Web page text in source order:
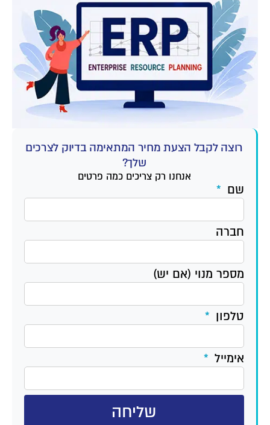
רוצה לקבל הצעת מחיר המתאימה בדיוק לצרכים
שלך?
אנחנו רק צריכים כמה פרטים
שם
חברה
מספר מנוי (אם יש)
טלפון
אימייל
שליחה